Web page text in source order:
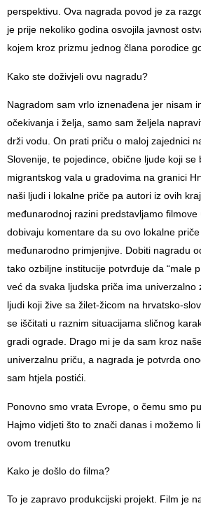
perspektivu. Ova nagrada povod je za
je prije nekoliko godina osvojila javnost
kojem kroz prizmu jednog člana porodice
Kako ste doživjeli ovu nagradu?
Nagradom sam vrlo iznenađena jer nisam
očekivanja i želja, samo sam željela
drži vodu. On prati priču o maloj zajednici
Slovenije, te pojedince, obične ljude koji se
migrantskog vala u gradovima na granici
naši ljudi i lokalne priče pa autori iz ovih
međunarodnoj razini predstavljamo filmove
dobivaju komentare da su ovo lokalne
međunarodno primjenjive. Dobiti nagradu
tako ozbiljne institucije potvrđuje da “male
već da svaka ljudska priča ima univerzalno
ljudi koji žive sa žilet-žicom na hrvatsko-
se iščitati u raznim situacijama sličnog
gradi ograde. Drago mi je da sam kroz
univerzalnu priču, a nagrada je potvrda
sam htjela postići.
Ponovno smo vrata Evrope, o čemu smo
Hajmo vidjeti što to znači danas i možemo
ovom trenutku
Kako je došlo do filma?
To je zapravo produkcijski projekt. Film je